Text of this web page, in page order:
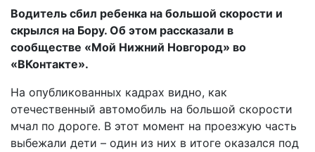
Водитель сбил ребенка на большой скорости и
скрылся на Бору. Об этом рассказали в
сообществе «Мой Нижний Новгород» во
«ВКонтакте».
На опубликованных кадрах видно, как
отечественный автомобиль на большой скорости
мчал по дороге. В этот момент на проезжую часть
выбежали дети – один из них в итоге оказался под